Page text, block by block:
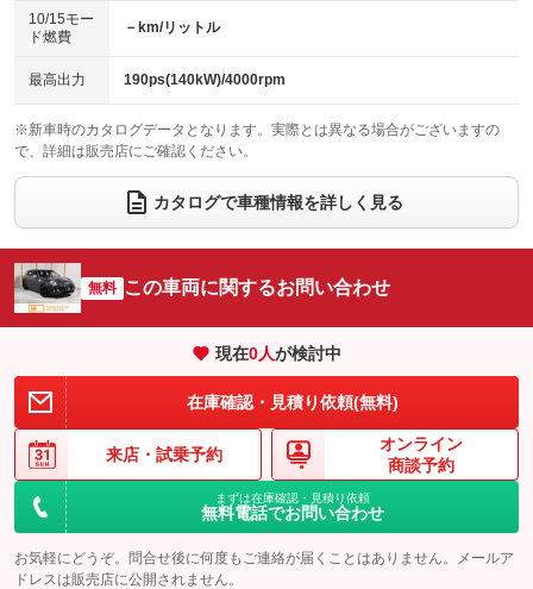
ベンチシート
：装備なし
チップアップシート
：装備なし
：装備なし ：装備なし
ウォークスルー
：装備なし
電動リアゲート フロントカメラ
：装備なし
：装備なし ：装備なし
サイドカメラ
：装備なし ルーフレール
：装備なし
：装備なし
：装備なし
10/15モー
ド燃費
－km/リットル
最高出力 190ps(140kW)/4000rpm
※新車時のカタログデータとなります。実際とは異なる場合がございますの
で、詳細は販売店にご確認ください。
カタログで車種情報を詳しく見る
無料 この車両に関するお問い合わせ
現在0人が検討中
在庫確認・見積り依頼(無料)
来店・ 試乗予約
オンライン
商談予約
まずは在庫確認・見積り依頼
無料電話でお問い合わせ
お気軽にどうぞ。問合せ後に何度もご連絡が届くことはありません。メールア
ドレスは販売店に公開されません。